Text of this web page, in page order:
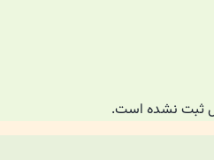
ثبت نشده است.